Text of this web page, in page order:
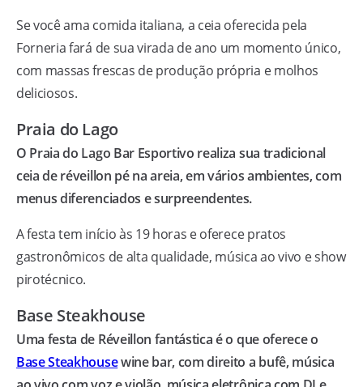
Se você ama comida italiana, a ceia oferecida pela
Forneria fará de sua virada de ano um momento único,
com massas frescas de produção própria e molhos
deliciosos.
Praia do Lago
O Praia do Lago Bar Esportivo realiza sua tradicional
ceia de réveillon pé na areia, em vários ambientes, com
menus diferenciados e surpreendentes.
A festa tem início às 19 horas e oferece pratos
gastronômicos de alta qualidade, música ao vivo e show
pirotécnico.
Base Steakhouse
Uma festa de Réveillon fantástica é o que oferece o
Base Steakhousewine bar, com direito a bufê, música